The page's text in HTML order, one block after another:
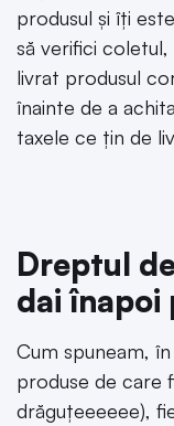
produsul și îți
să verifici
livrat produsul
înainte de a
taxele ce țin de
Dreptul
dai înapoi
Cum spuneam,
produse de care
drăguțeeeeee),